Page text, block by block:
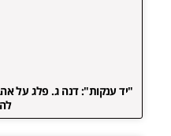
"יד ענקות": דנה ג. פלג על